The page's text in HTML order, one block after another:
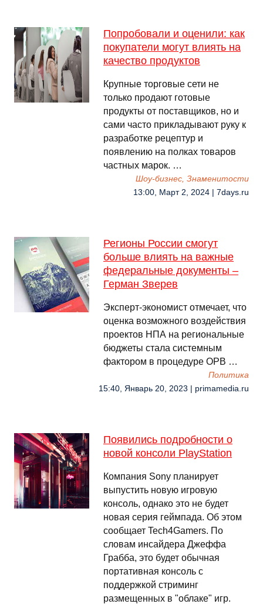
Попробовали и оценили: как
покупатели могут влиять на
качество продуктов
Крупные торговые сети не
только продают готовые
продукты от поставщиков, но и
сами часто прикладывают руку к
разработке рецептур и
появлению на полках товаров
частных марок. …
Шоу-бизнес, Знаменитости
13:00, Март 2, 2024 | 7days.ru
Регионы России смогут
больше влиять на важные
федеральные документы –
Герман Зверев
Эксперт-экономист отмечает, что
оценка возможного воздействия
проектов НПА на региональные
бюджеты стала системным
фактором в процедуре ОРВ …
Политика
15:40, Январь 20, 2023 | primamedia.ru
Появились подробности о
новой консоли PlayStation
Компания Sony планирует
выпустить новую игровую
консоль, однако это не будет
новая серия геймпада. Об этом
сообщает Tech4Gamers. По
словам инсайдера Джеффа
Грабба, это будет обычная
портативная консоль с
поддержкой стриминг
размещенных в "облаке" игр.